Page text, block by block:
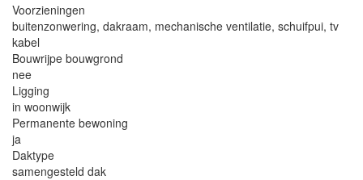
Voorzieningen
buitenzonwering, dakraam, mechanische ventilatie, schuifpui, tv
kabel
Bouwrijpe bouwgrond
nee
Ligging
in woonwijk
Permanente bewoning
ja
Daktype
samengesteld dak